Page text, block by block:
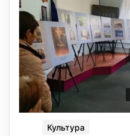
Культура